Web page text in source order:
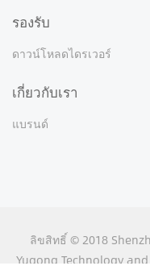
รองรับ
ดาวน์โหลดไดรเวอร์
เกี่ยวกับเรา
แบรนด์
ลิขสิทธิ์ © 2018
Yugong Technology